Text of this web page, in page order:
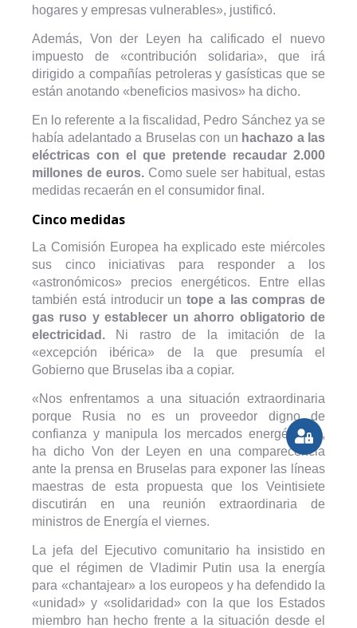
hogares y empresas vulnerables», justificó.
Además, Von der Leyen ha calificado el nuevo
impuesto de «contribución solidaria», que irá
dirigido a compañías petroleras y gasísticas que se
están anotando «beneficios masivos» ha dicho.
En lo referente a la fiscalidad, Pedro Sánchez ya se
había adelantado a Bruselas con un hachazo a las
eléctricas con el que pretende recaudar 2.000
millones de euros.Como suele ser habitual, estas
medidas recaerán en el consumidor final.
Cinco medidas
La Comisión Europea ha explicado este miércoles
sus cinco iniciativas para responder a los
«astronómicos» precios energéticos. Entre ellas
también está introducir un tope a las compras de
gas ruso y establecer un ahorro obligatorio de
electricidad. Ni rastro de la imitación de la
«excepción ibérica» de la que presumía el
Gobierno que Bruselas iba a copiar.
«Nos enfrentamos a una situación extraordinaria
porque Rusia no es un proveedor digno de
confianza y manipula los mercados energéticos»,
ha dicho Von der Leyen en una comparecencia
ante la prensa en Bruselas para exponer las líneas
maestras de esta propuesta que los Veintisiete
discutirán en una reunión extraordinaria de
ministros de Energía el viernes.
La jefa del Ejecutivo comunitario ha insistido en
que el régimen de Vladimir Putin usa la energía
para «chantajear» a los europeos y ha defendido la
«unidad» y «solidaridad» con la que los Estados
miembro han hecho frente a la situación desde el